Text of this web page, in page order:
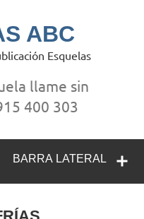
ABC
Esquelas
llame sin
400 303
BARRA LATERAL